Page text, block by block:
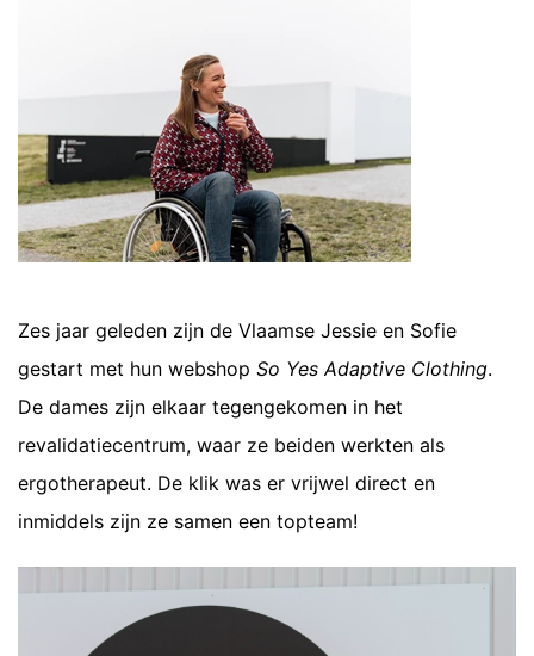
Zes jaar geleden zijn de Vlaamse Jessie en Sofie
gestart met hun webshop So Yes Adaptive Clothing.
De dames zijn elkaar tegengekomen in het
revalidatiecentrum, waar ze beiden werkten als
ergotherapeut. De klik was er vrijwel direct en
inmiddels zijn ze samen een topteam!